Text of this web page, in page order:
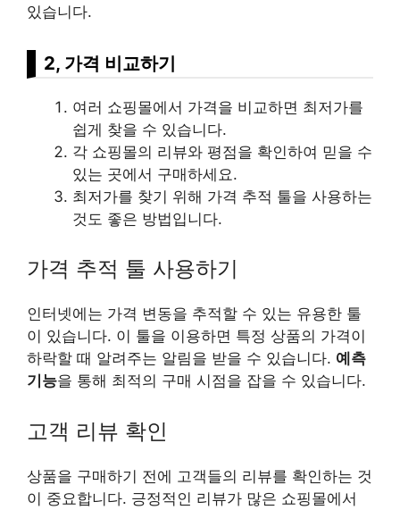
있습니다.
2, 가격 비교하기
여러 쇼핑몰에서 가격을 비교하면 최저가를
쉽게 찾을 수 있습니다.
각 쇼핑몰의 리뷰와 평점을 확인하여 믿을 수
있는 곳에서 구매하세요.
최저가를 찾기 위해 가격 추적 툴을 사용하는
것도 좋은 방법입니다.
가격 추적 툴 사용하기
인터넷에는 가격 변동을 추적할 수 있는 유용한 툴
이 있습니다. 이 툴을 이용하면 특정 상품의 가격이
하락할 때 알려주는 알림을 받을 수 있습니다. 예측
기능을 통해 최적의 구매 시점을 잡을 수 있습니다.
고객 리뷰 확인
상품을 구매하기 전에 고객들의 리뷰를 확인하는 것
이 중요합니다. 긍정적인 리뷰가 많은 쇼핑몰에서